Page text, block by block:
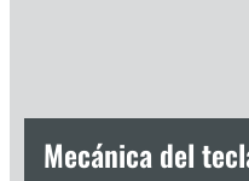
Mecánica del